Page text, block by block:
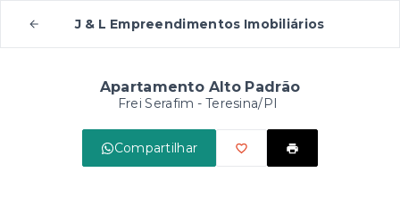
J & L Empreendimentos Imobiliários
Apartamento Alto Padrão
Frei Serafim - Teresina/PI
Compartilhar